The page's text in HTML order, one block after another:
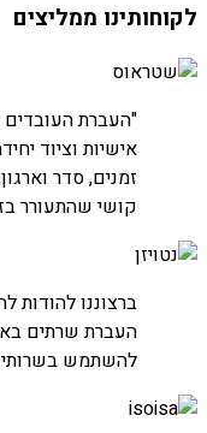
לקוחותינו ממליצים
חברת
"העברת העובדים
אישיות וציוד
זמנים, סדר
קושי שהתעורר
חברת נטויז'ן
העברת חדרי
ברצוננו להודות
העברת שרתים
להשתמש